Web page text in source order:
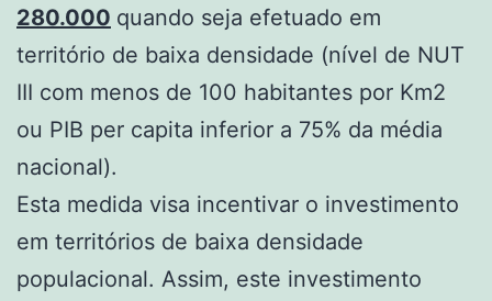
280.000 quando seja efetuado em
território de baixa densidade (nível de NUT
III com menos de 100 habitantes por Km2
ou PIB per capita inferior a 75% da média
nacional).
Esta medida visa incentivar o investimento
em territórios de baixa densidade
populacional. Assim, este investimento